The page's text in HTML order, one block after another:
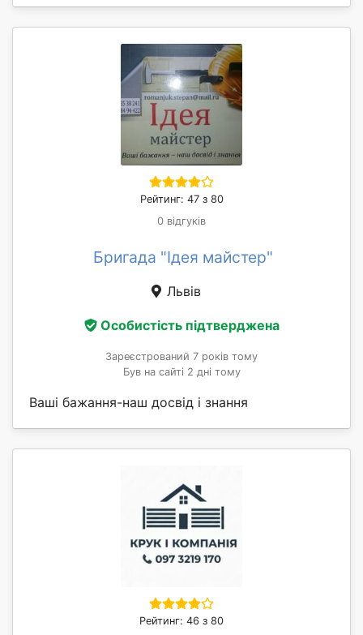
Рейтинг: 47 з 80
0 відгуків
Бригада "Ідея майстер"
Львів
Особистість підтверджена
Зареєстрований 7 років тому
Був на сайті 2 дні тому
Ваші бажання-наш досвід і знання
Рейтинг: 46 з 80